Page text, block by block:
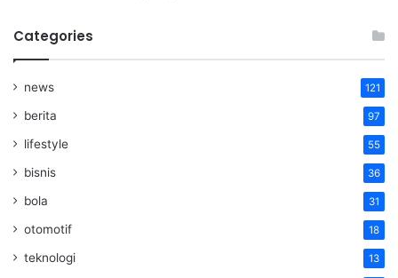
Categories
news 121
berita 97
lifestyle 55
bisnis 36
bola 31
otomotif 18
teknologi 13